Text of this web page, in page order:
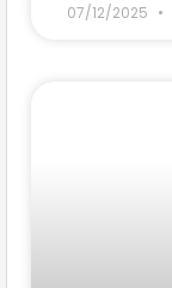
07/12/2025